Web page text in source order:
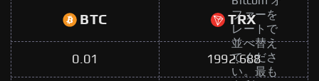
ファーを
レートで
並べ替え
てくださ
い。最も
BTC TRX
0.01 1992.688